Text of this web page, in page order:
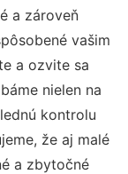
a zároveň
vašim
a ozvite sa
nielen na
kontrolu
že aj malé
a zbytočné